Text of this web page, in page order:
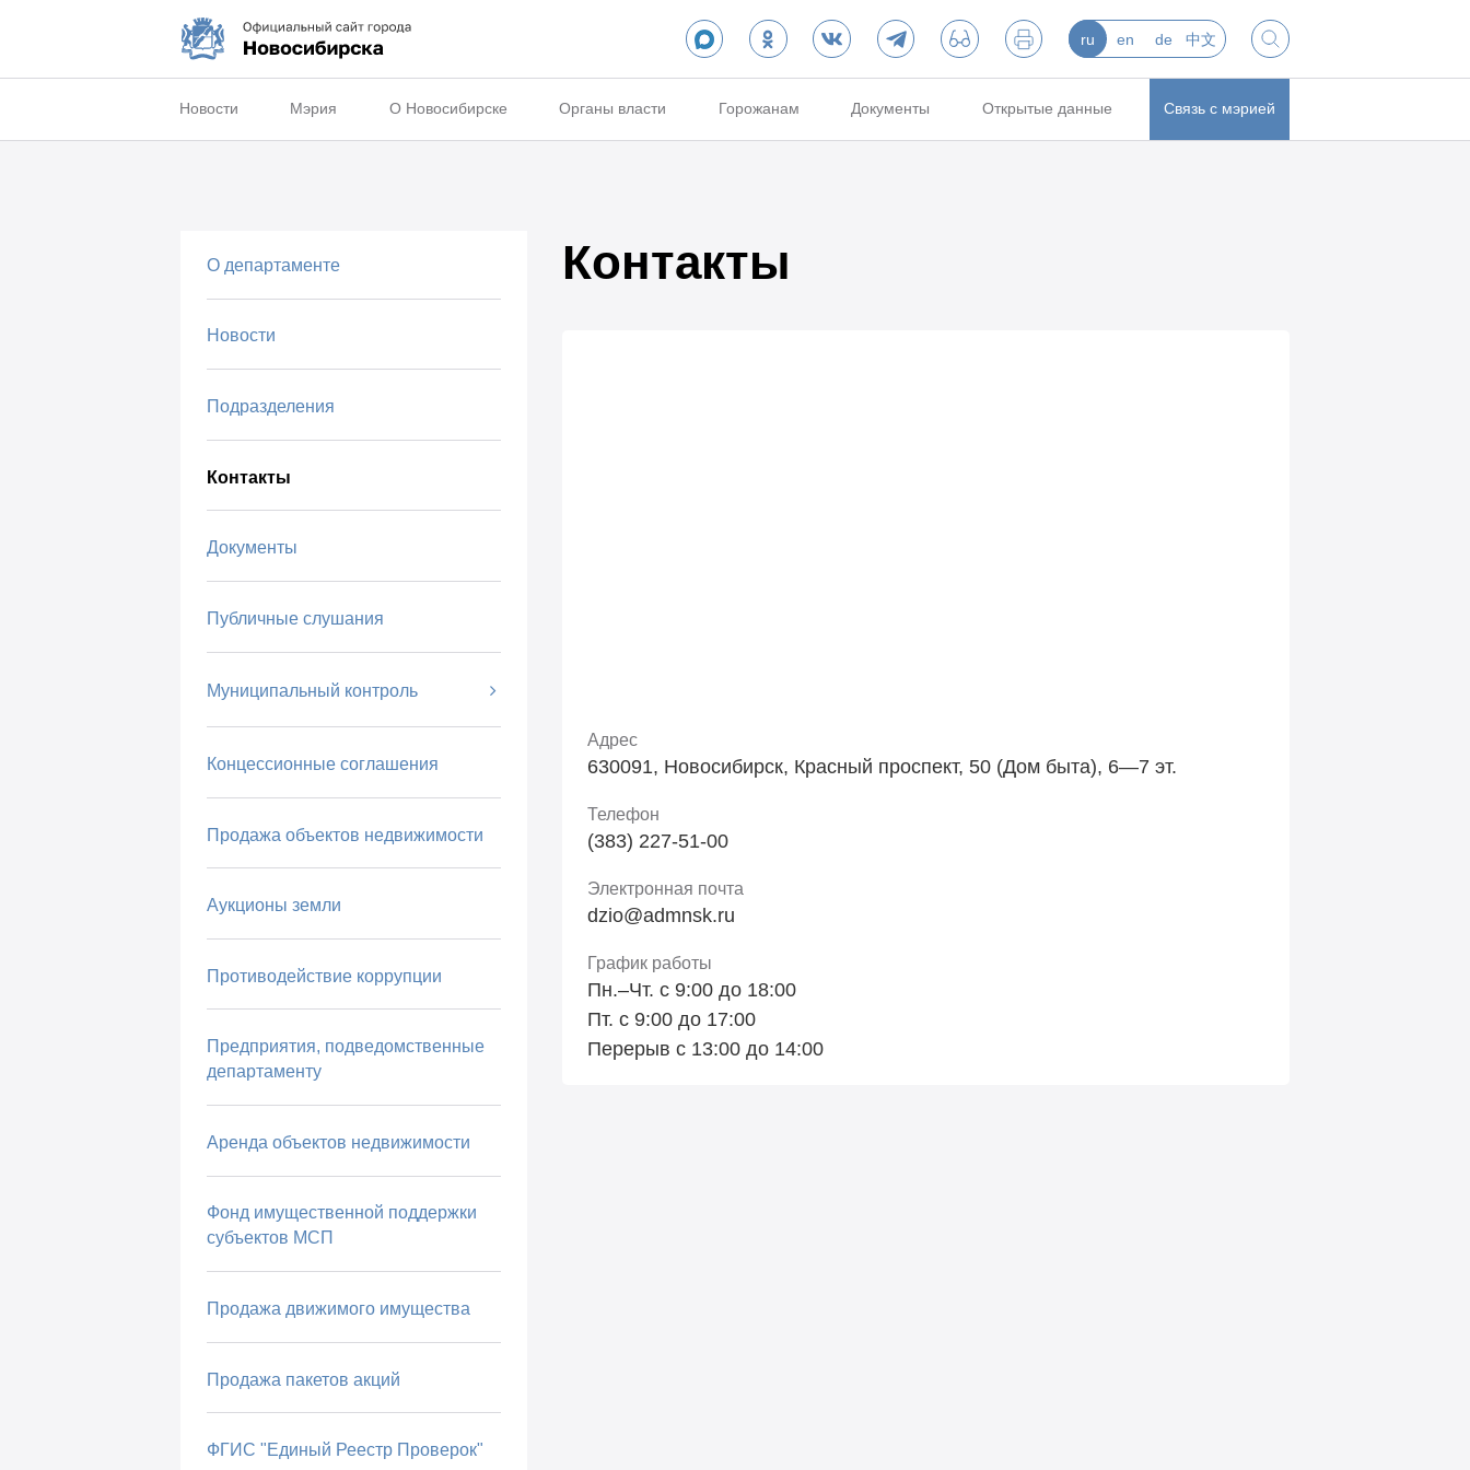
ru en de 中文
Новости Мэрия О Новосибирске Органы власти Горожанам Документы Открытые данные Связь с мэрией
О департаменте
Новости
Подразделения
Контакты
Документы
Публичные слушания
Муниципальный контроль
Концессионные соглашения
Продажа объектов недвижимости
Аукционы земли
Противодействие коррупции
Предприятия, подведомственные
департаменту
Аренда объектов недвижимости
Фонд имущественной поддержки
субъектов МСП
Продажа движимого имущества
Продажа пакетов акций
ФГИС "Единый Реестр Проверок"
Контакты
Адрес
630091, Новосибирск, Красный проспект, 50 (Дом быта), 6—7 эт.
Телефон
(383) 227-51-00
Электронная почта
dzio@admnsk.ru
График работы
Пн.–Чт. с 9:00 до 18:00
Пт. с 9:00 до 17:00
Перерыв с 13:00 до 14:00